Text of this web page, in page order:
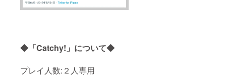
◆「Catchy!」について◆
プレイ人数:２人専用